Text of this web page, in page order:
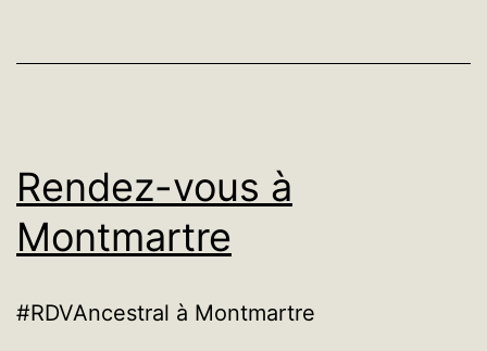
Rendez-vous à
Montmartre
#RDVAncestral à Montmartre